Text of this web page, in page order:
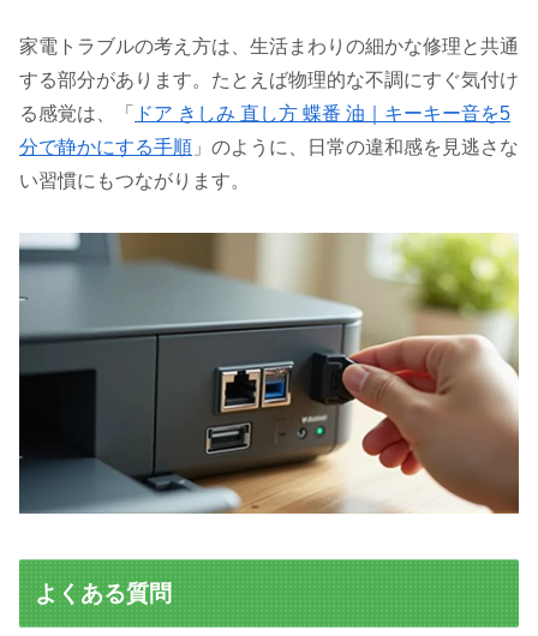
家電トラブルの考え方は、生活まわりの細かな修理と共通
する部分があります。たとえば物理的な不調にすぐ気付け
る感覚は、「
ドア きしみ 直し方 蝶番 油｜キーキー音を5
分で静かにする手順 」のように、日常の違和感を見逃さな
い習慣にもつながります。
よくある質問